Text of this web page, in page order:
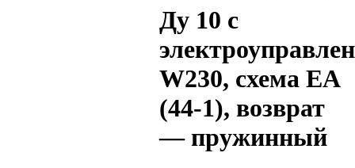
Ду 10 с
W230, схема EA
(44-1), возврат
— пружинный